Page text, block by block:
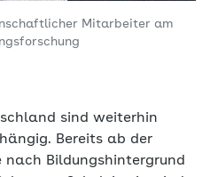
Mitarbeiter am
sind weiterhin
Bereits ab der
nach Bildungshintergrund